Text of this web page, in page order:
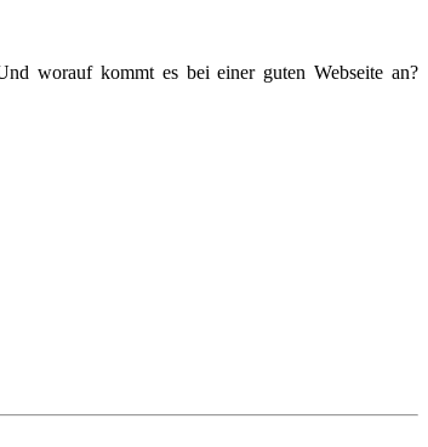
worauf kommt es bei einer guten Webseite an?